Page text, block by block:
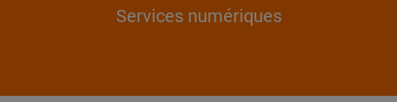
Services numériques